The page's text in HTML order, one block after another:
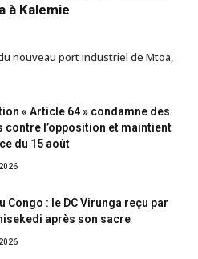
à Kalemie
nouveau port industriel de Mtoa,
« Article 64 » condamne des
contre l’opposition et maintient
du 15 août
Congo : le DC Virunga reçu par
après son sacre